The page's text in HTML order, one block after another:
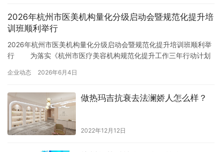
2026年杭州市医美机构量化分级启动会暨规范化提升培
训班顺利举行
2026年杭州市医美机构量化分级启动会暨规范化提升培训班顺利举
行 为落实《杭州市医疗美容机构规范化提升工作三年行动计划
切实提升医疗美容机构依法执业能力、医疗质量与卫生管理水平，6
州市卫生监督所）、杭州市整形美容行业协会联合举办的“…
企业动态 2026年6月4日
做热玛吉抗衰去法澜娇人怎么样？
2022年12月12日